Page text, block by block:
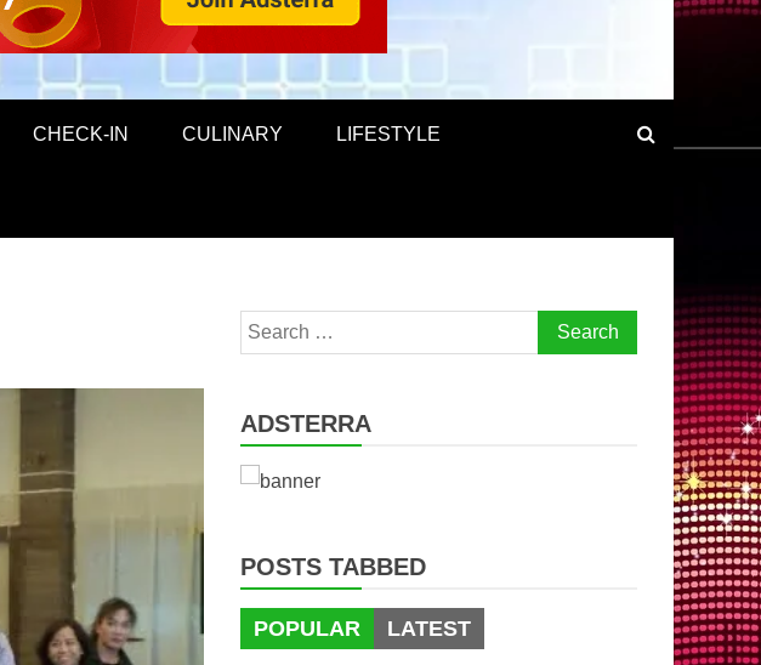
CHECK-IN CULINARY LIFESTYLE
Search
for:
ADSTERRA
POSTS TABBED
POPULAR LATEST